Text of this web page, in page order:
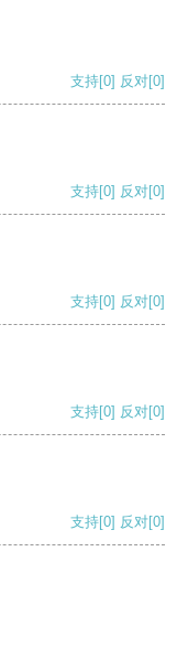
支持[0] 反对[0]
支持[0] 反对[0]
支持[0] 反对[0]
支持[0] 反对[0]
支持[0] 反对[0]